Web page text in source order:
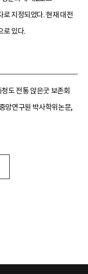
지정되었다. 현재 대전
로 있다.
도 전통 앉은굿 보존회
앙연구원 박사학위논문,